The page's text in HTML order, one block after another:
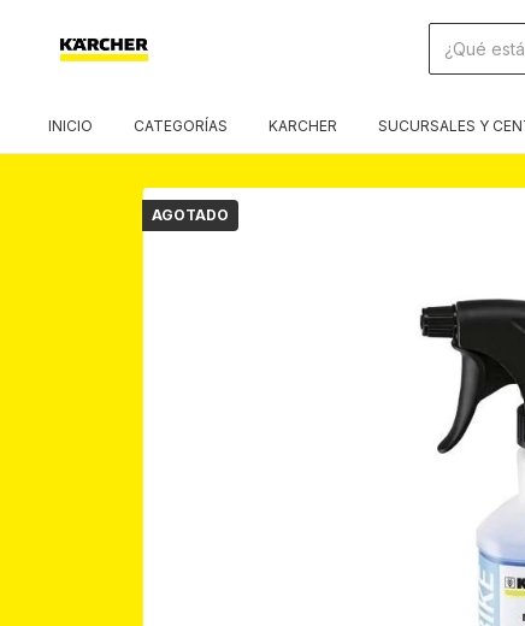
INICIO CATEGORÍAS KARCHER SUCURSALES Y
AGOTADO